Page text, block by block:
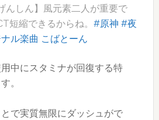
んしん】風元素二人が重要で
短縮できるからね。 #原神 #夜
ル楽曲 こばとーん
中にスタミナが回復する特
。
で実質無限にダッシュがで